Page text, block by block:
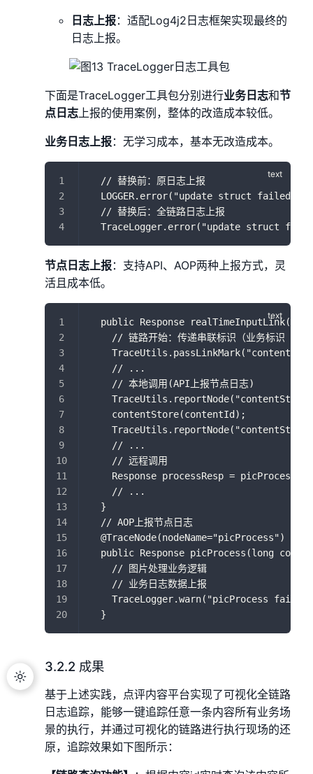
日志上报：适配Log4j2日志框架实现最终的
日志上报。
下面是TraceLogger工具包分别进行业务日志和节
点日志上报的使用案例，整体的改造成本较低。
业务日志上报：无学习成本，基本无改造成本。
  // 替换前：原日志上报
LOGGER.error("update struct failed,
  // 替换后：全链路日志上报
TraceLogger.error("update struct
节点日志上报：支持API、AOP两种上报方式，灵
活且成本低。
public Response
// 链路开始：传递串联标识（业务标识 +
    // ...
    // 本地调用(API上报节点日志)
    contentStore(contentId);
    // ...
    // 远程调用
Response processResp =
    // ...
  }
  // AOP上报节点日志
  @TraceNode(nodeName="picProcess")
public Response picProcess(long
    // 图片处理业务逻辑
    // 业务日志数据上报
TraceLogger.warn("picProcess
  }
3.2.2 成果
基于上述实践，点评内容平台实现了可视化全链路
日志追踪，能够一键追踪任意一条内容所有业务场
景的执行，并通过可视化的链路进行执行现场的还
原，追踪效果如下图所示：